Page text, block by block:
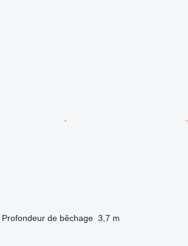
Profondeur de bêchage 3,7 m